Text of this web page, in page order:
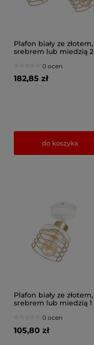
Plafon biały ze złotem,
srebrem lub miedzią 2
przegubach
0 ocen
182,85 zł
do koszyka
Plafon biały ze złotem,
srebrem lub miedzią 1
przegubie0 ocen
105,80 zł